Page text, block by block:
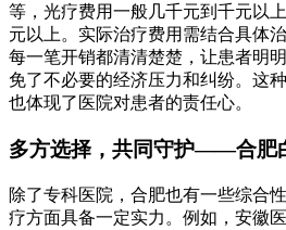
等，光疗费用一般几千元到千元以
元以上。实际治疗费用需结合具体
每一笔开销都清清楚楚，让患者明
免了不必要的经济压力和纠纷。这
也体现了医院对患者的责任心。
多方选择，共同守护——合肥
除了专科医院，合肥也有一些综合
疗方面具备一定实力。例如，安徽